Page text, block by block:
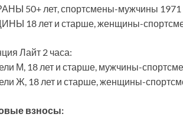
50+ лет, спортсмены-мужчины 1971
18 лет и старше, женщины-
Лайт 2 часа:
М, 18 лет и старше, мужчины-
Ж, 18 лет и старше, женщины-
взносы: